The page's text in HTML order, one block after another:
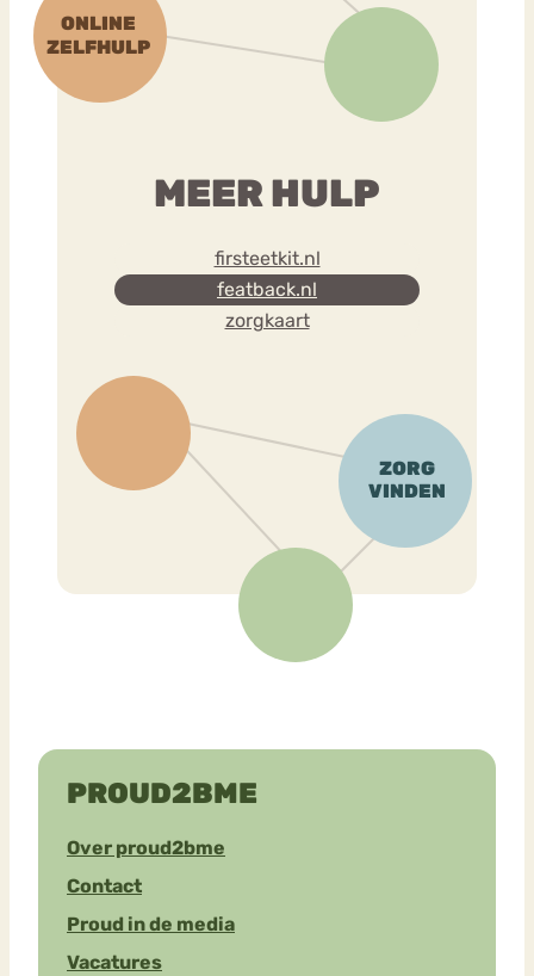
MEER HULP
firsteetkit.nl
featback.nl
zorgkaart
PROUD2BME
Over proud2bme
Contact
Proud in de media
Vacatures